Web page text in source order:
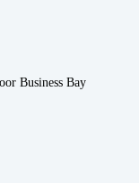
Business Bay